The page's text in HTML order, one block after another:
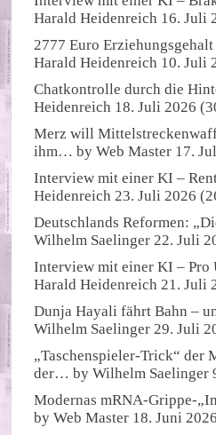
Harald Heidenreich 16. Juli
2777 Euro
Harald Heidenreich 10. Juli
Chatkontrolle durch die
Heidenreich 18. Juli 2026
Merz will
ihm… byWeb Master 17.
Interview mit einer KI –
Heidenreich 23. Juli 2026
Deutschlands Reformen:
Wilhelm Saelinger 22. Juli
Interview mit einer KI – Pro
Harald Heidenreich 21. Juli
Dunja Hayali fährt Bahn –
Wilhelm Saelinger 29. Juli
„Taschenspieler-Trick“ der
der… byWilhelm Saelinger
Modernas mRNA-Grippe-
byWeb Master 18. Juni 2026